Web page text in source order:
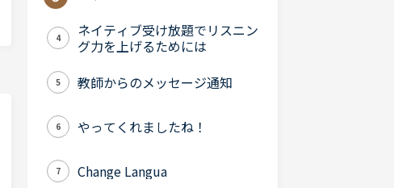
4
ネイティブ受け放題でリスニン
グ力を上げるためには
5 教師からのメッセージ通知
6 やってくれましたね！
7 Change Langua